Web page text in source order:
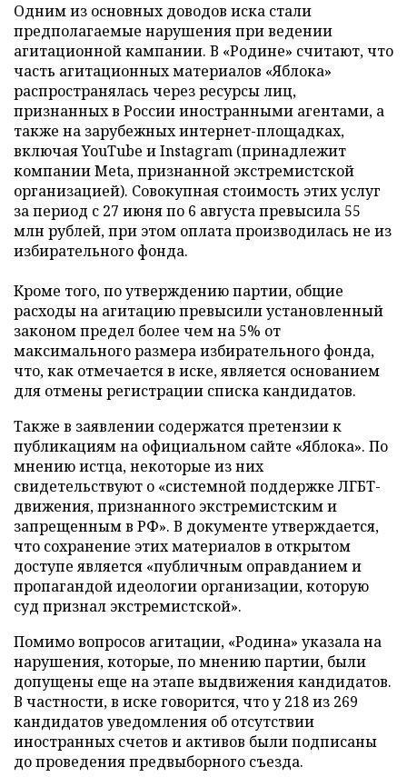
Одним из основных доводов иска стали
предполагаемые нарушения при ведении
агитационной кампании. В «Родине» считают, что
часть агитационных материалов «Яблока»
распространялась через ресурсы лиц,
признанных в России иностранными агентами, а
также на зарубежных интернет-площадках,
включая YouTube и Instagram (принадлежит
компании Meta, признанной экстремистской
организацией). Совокупная стоимость этих услуг
за период с 27 июня по 6 августа превысила 55
млн рублей, при этом оплата производилась не из
избирательного фонда.
Кроме того, по утверждению партии, общие
расходы на агитацию превысили установленный
законом предел более чем на 5% от
максимального размера избирательного фонда,
что, как отмечается в иске, является основанием
для отмены регистрации списка кандидатов.
Также в заявлении содержатся претензии к
публикациям на официальном сайте «Яблока». По
мнению истца, некоторые из них
свидетельствуют о «системной поддержке ЛГБТ-
движения, признанного экстремистским и
запрещенным в РФ». В документе утверждается,
что сохранение этих материалов в открытом
доступе является «публичным оправданием и
пропагандой идеологии организации, которую
суд признал экстремистской».
Помимо вопросов агитации, «Родина» указала на
нарушения, которые, по мнению партии, были
допущены еще на этапе выдвижения кандидатов.
В частности, в иске говорится, что у 218 из 269
кандидатов уведомления об отсутствии
иностранных счетов и активов были подписаны
до проведения предвыборного съезда.